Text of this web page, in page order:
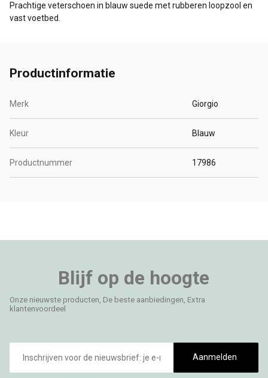
Prachtige veterschoen in blauw suede met rubberen loopzool en
vast voetbed.
Productinformatie
Merk Giorgio
Kleur Blauw
Productnummer 17986
Blijf op de hoogte
Onze nieuwste producten, De beste aanbiedingen, Extra
klantenvoordeel
mailadres
Aanmelden